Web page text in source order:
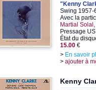
"Kenny
Swing 1957-
Avec la
Martial
Pressage
État du
15.00 €
> En savoir
> ajouter à
Kenny